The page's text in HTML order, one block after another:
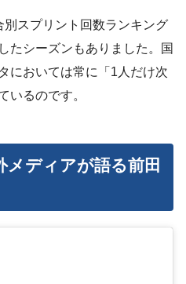
スプリント回数ランキング
たシーズンもありました。国
においては常に「1人だけ次
いるのです。
メディアが語る前田